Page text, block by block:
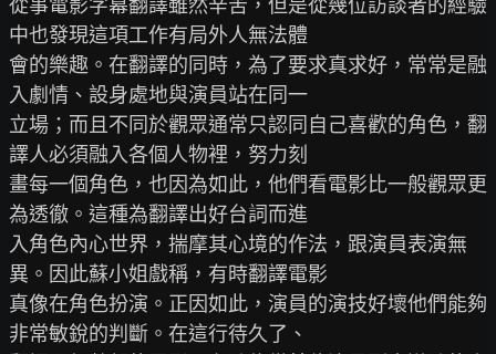
從事電影字幕翻譯雖然辛苦，但是從幾位訪談者的經驗
中也發現這項工作有局外人無法體
會的樂趣。在翻譯的同時，為了要求真求好，常常是融
入劇情、設身處地與演員站在同一
立場；而且不同於觀眾通常只認同自己喜歡的角色，翻
譯人必須融入各個人物裡，努力刻
畫每一個角色，也因為如此，他們看電影比一般觀眾更
為透徹。這種為翻譯出好台詞而進
入角色內心世界，揣摩其心境的作法，跟演員表演無
異。因此蘇小姐戲稱，有時翻譯電影
真像在角色扮演。正因如此，演員的演技好壞他們能夠
非常敏銳的判斷。在這行待久了、